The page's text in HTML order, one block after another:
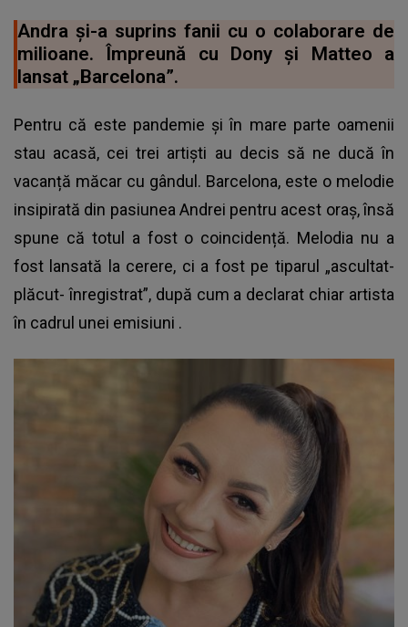
Andra și-a suprins fanii cu o colaborare de
milioane. Împreună cu Dony și Matteo a
lansat „Barcelona”.
Pentru că este pandemie și în mare parte oamenii
stau acasă, cei trei artiști au decis să ne ducă în
vacanță măcar cu gândul. Barcelona, este o melodie
insipirată din pasiunea Andrei pentru acest oraș, însă
spune că totul a fost o coincidență. Melodia nu a
fost lansată la cerere, ci a fost pe tiparul „ascultat-
plăcut- înregistrat”, după cum a declarat chiar artista
în cadrul unei emisiuni .